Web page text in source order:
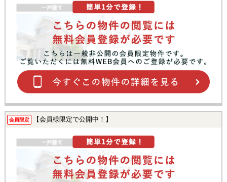
会員限定 【会員様限定で公開中！】